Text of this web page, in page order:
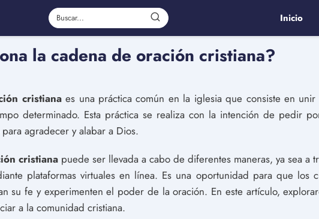
Inicio
la cadena de oración cristiana?
cristianaes una práctica común en la iglesia que consiste en
determinado. Esta práctica se realiza con la intención de pedir
agradecer y alabar a Dios.
cristiana puede ser llevada a cabo de diferentes maneras, ya sea a
plataformas virtuales en línea. Es una oportunidad para que los
su fe y experimenten el poder de la oración. En este artículo,
a la comunidad cristiana.